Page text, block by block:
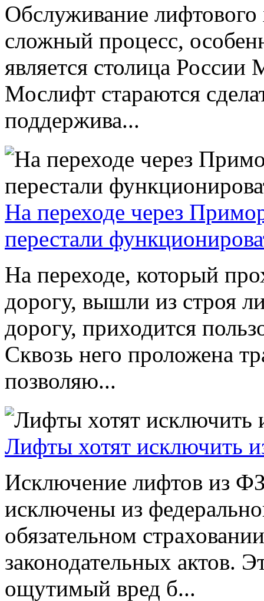
Обслуживание лифтового
сложный процесс,
является столица
Мослифт стараются
поддержива...
На переходе через
перестали
На переходе, который
дорогу, вышли из строя
дорогу, приходится
Сквозь него проложена
позволяю...
Лифты хотят исключить
Исключение лифтов из
исключены из
обязательном
законодательных актов.
ощутимый вред б...